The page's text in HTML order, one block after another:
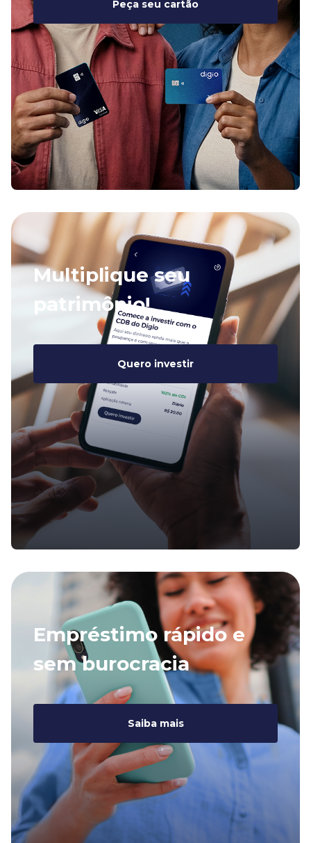
Peça seu cartão
Multiplique seu
patrimônio!
Quero investir
Empréstimo rápido e
sem burocracia
Saiba mais